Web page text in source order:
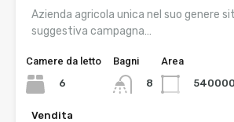
Azienda agricola unica nel suo genere
suggestiva campagna…
Camere da letto
6
Bagni
8
Area
540000
Vendita